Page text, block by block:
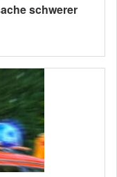
schwerer